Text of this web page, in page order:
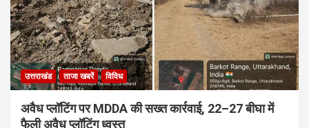
उत्तराखंड ताजा खबरें विविध
अवैध प्लॉटिंग पर MDDA की सख्त कार्रवाई, 22–27 बीघा में
फैली अवैध प्लॉटिंग ध्वस्त